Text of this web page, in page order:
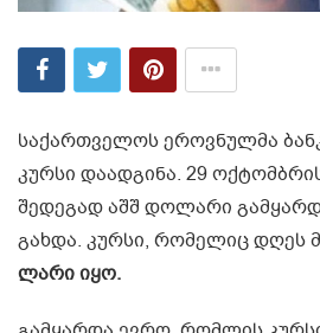
საქართველოს ეროვნულმა
კურსი დაადგინა. 29
შედეგად აშშ დოლარი
გახდა. კურსი, რომელიც დღეს
ლარი იყო.